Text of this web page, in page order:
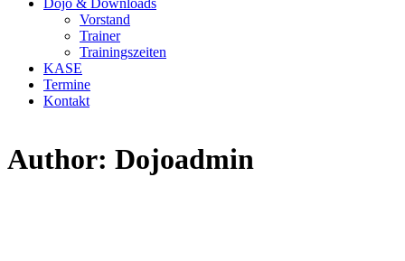
Dojo & Downloads
Vorstand
Trainer
Trainingszeiten
KASE
Termine
Kontakt
Author: Dojoadmin